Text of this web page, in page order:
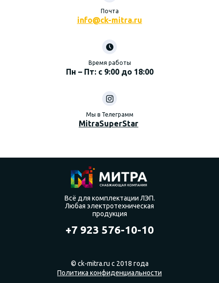
Почта
info@ck-mitra.ru
Время работы
Пн – Пт: с 9:00 до 18:00
Мы в Телеграмм
MitraSuperStar
Всё для комплектации ЛЭП.
Любая электротехническая
продукция
+7 923 576-10-10
© ck-mitra.ru с 2018 года
Политика конфиденциальности